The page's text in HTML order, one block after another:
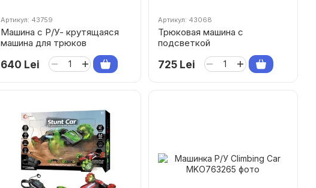
Артикул: 43759
Машина с Р/У- крутящаяся
машина для трюков
640 Lei
Артикул: 43068
Трюковая машина с
подсветкой
725 Lei